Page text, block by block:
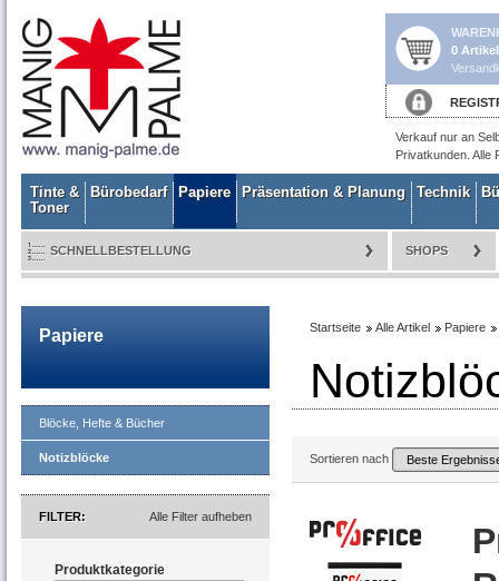
0
Verkauf nur an
Privatkunden. Alle
Tinte &
Toner
Bürobedarf Papiere Präsentation & Planung Technik
SCHNELLBESTELLUNG SHOPS
Papiere
Blöcke, Hefte & Bücher
Notizblöcke
FILTER
Produktkategorie
Alle Filter aufheben
Startseite Alle Artikel Papiere
Sortieren nach